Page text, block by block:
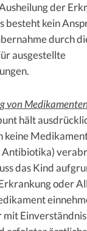
der
besteht kein
durch
ausgestellte
von Medikamenten
hält
keine
Antibiotika)
das Kind
oder
mit